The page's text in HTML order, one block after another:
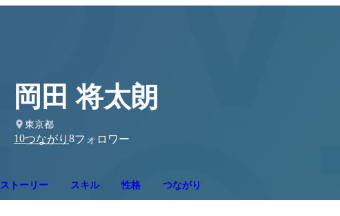
岡田 将太朗
東京都
10つながり 8フォロワー
ストーリー スキル 性格 つながり